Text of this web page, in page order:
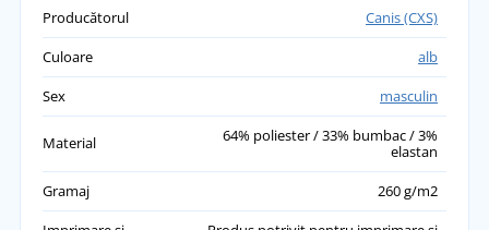
Producătorul
Canis (CXS)
Culoare
alb
Sex
masculin
Material
64% poliester / 33% bumbac / 3%
elastan
Gramaj
260 g/m2